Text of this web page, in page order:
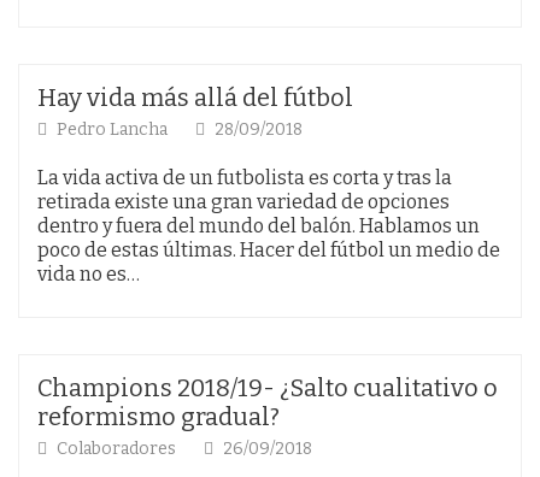
Hay vida más allá del fútbol
Pedro Lancha 28/09/2018
La vida activa de un futbolista es corta y tras la
retirada existe una gran variedad de opciones
dentro y fuera del mundo del balón. Hablamos un
poco de estas últimas. Hacer del fútbol un medio de
vida no es…
Champions 2018/19- ¿Salto cualitativo o
reformismo gradual?
Colaboradores 26/09/2018